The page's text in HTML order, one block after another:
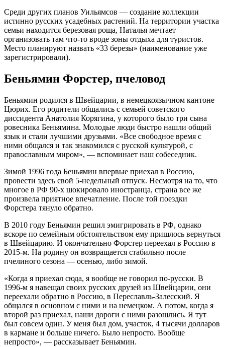
Среди других планов Уильямсов — создание коллекции
истинно русских усадебных растений. На территории участка
семьи находится березовая роща, Наталья мечтает
организовать там что-то вроде зоны отдыха для туристов.
Место планируют назвать «33 березы» (наименование уже
зарегистрировали).
Беньямин Форстер, пчеловод
Беньямин родился в Швейцарии, в немецкоязычном кантоне
Цюрих. Его родители общались с семьей советского
диссидента Анатолия Корягина, у которого было три сына
ровесника Беньямина. Молодые люди быстро нашли общий
язык и стали лучшими друзьями. «Все свободное время с
ними общался и так знакомился с русской культурой, с
православным миром», — вспоминает наш собеседник.
Зимой 1996 года Беньямин впервые приехал в Россию,
провести здесь свой 5-недельный отпуск. Несмотря на то, что
многое в РФ 90-х шокировало иностранца, страна все же
произвела приятное впечатление. После той поездки
Форстера тянуло обратно.
В 2010 году Беньямин решил эмигрировать в РФ, однако
вскоре по семейным обстоятельством ему пришлось вернуться
в Швейцарию. И окончательно Форстер переехал в Россию в
2015-м. На родину он возвращается стабильно после
пчелиного сезона — осенью, либо зимой.
«Когда я приехал сюда, я вообще не говорил по-русски. В
1996-м я навещал своих русских друзей из Швейцарии, они
переехали обратно в Россию, в Переславль-Залесский. Я
общался в основном с ними и на немецком. А потом, когда я
второй раз приехал, наши дороги с ними разошлись. Я тут
был совсем один. У меня был дом, участок, 4 тысячи долларов
в кармане и больше ничего. Было непросто. Вообще
непросто», — рассказывает Беньямин.